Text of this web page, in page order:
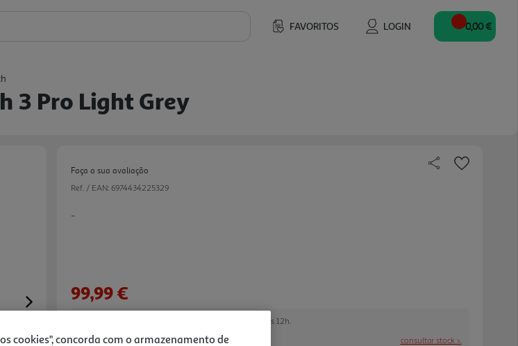
FAVORITOS LOGIN 0,00 €
3 Pro Light Grey
Next
Faça a sua avaliação
Ref. / EAN: 6974434225329
-
99,99 €
, se encomendar até às 12h.
consultar stock >.
cookies", concorda com o armazenamento de